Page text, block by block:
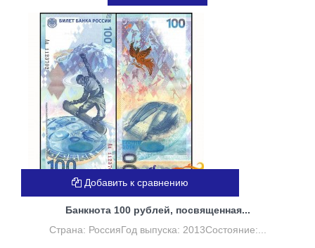
Нет в наличии
Банкнота 100 рублей, посвященная...
Страна: РоссияГод выпуска: 2013Состояние:...
Добавить к сравнению